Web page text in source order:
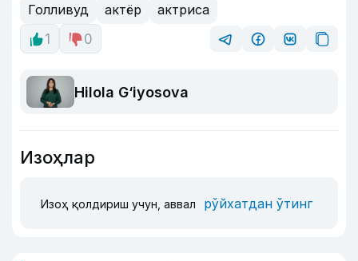
Голливуд актёр
актриса
1
0
Hilola G‘iyosova
Изоҳлар
Изоҳ қолдириш учун, аввал рўйхатдан ўтинг